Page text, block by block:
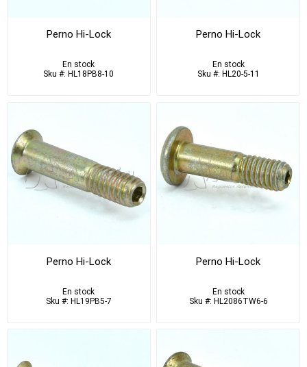
Perno Hi-Lock
En stock
Sku #: HL18PB8-10
Perno Hi-Lock
En stock
Sku #: HL20-5-11
Perno Hi-Lock
En stock
Sku #: HL19PB5-7
Perno Hi-Lock
En stock
Sku #: HL2086TW6-6